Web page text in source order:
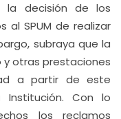
la decisión de los
al SPUM de realizar
subraya que la
otras prestaciones
a partir de este
Con lo
los reclamos